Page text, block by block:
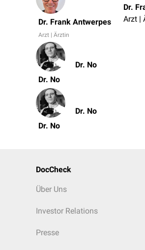
Dr. Frank Antwerpes
Arzt | Ärztin
Dr.
Arzt |
Dr. No
Dr. No
Dr. No
Dr. No
DocCheck
Über Uns
Investor Relations
Presse